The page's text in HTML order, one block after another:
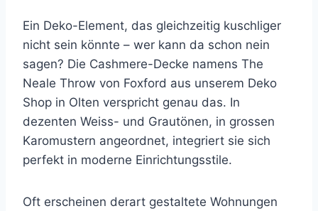
Ein Deko-Element, das gleichzeitig kuschliger
nicht sein könnte – wer kann da schon nein
sagen? Die Cashmere-Decke namens The
Neale Throw von Foxford aus unserem Deko
Shop in Olten verspricht genau das. In
dezenten Weiss- und Grautönen, in grossen
Karomustern angeordnet, integriert sie sich
perfekt in moderne Einrichtungsstile.
Oft erscheinen derart gestaltete Wohnungen